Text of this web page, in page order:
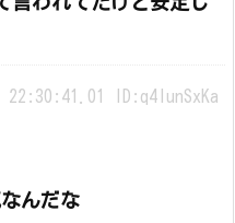
ID:q4IunSxKa
んだな